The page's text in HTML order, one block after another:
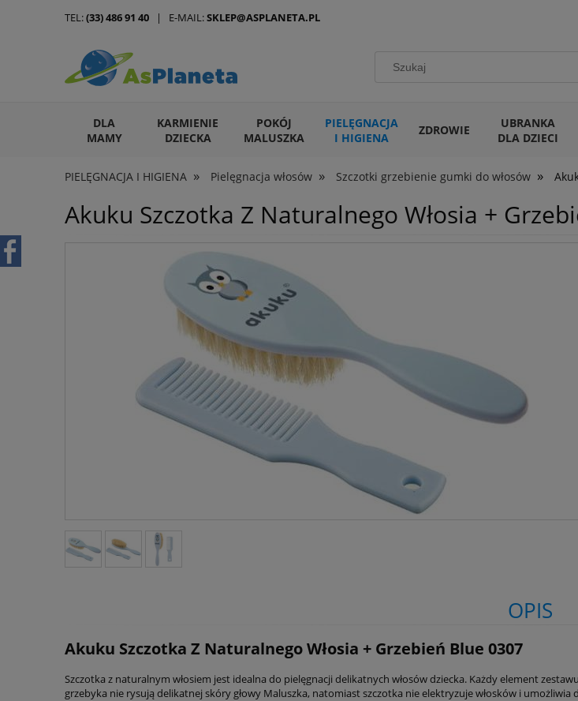
DLA
MAMY
KARMIENIE
DZIECKA
POKÓJ
MALUSZKA
PIELĘGNACJA
I HIGIENA
ZDROWIE
UBRANKA
DLA DZIECI
ARTYKUŁY DLA ZWIERZĄT
PIELĘGNACJA I HIGIENA » Pielęgnacja włosów » Szczotki grzebienie gumki do włosów »
TEL:(33) 486 91 40 | E-MAIL:SKLEP@ASPLANETA.PL
Akuku Szczotka Z Naturalnego Włosia +
OPIS
Akuku Szczotka Z Naturalnego Włosia + Grzebień Blue 0307
Szczotka z naturalnym włosiem jest idealna do pielęgnacji delikatnych włosów dziecka. Każdy element
grzebyka nie rysują delikatnej skóry głowy Maluszka, natomiast szczotka nie elektryzuje włosków i umożliwia